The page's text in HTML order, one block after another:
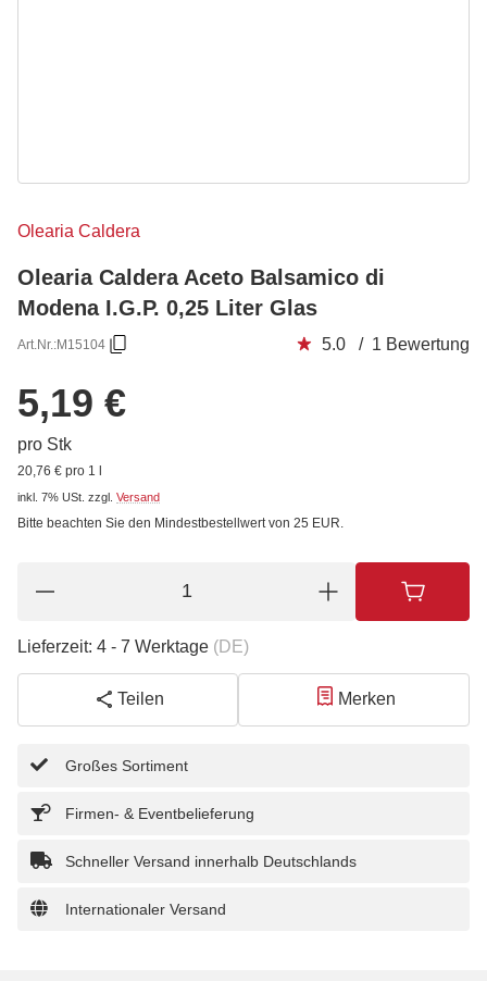
Olearia Caldera
Olearia Caldera Aceto Balsamico di
Modena I.G.P. 0,25 Liter Glas
Art.Nr.:M15104 5.0 / 1 Bewertung
5,19 €
pro Stk
20,76 € pro 1 l
inkl. 7% USt. zzgl. Versand
Bitte beachten Sie den Mindestbestellwert von 25 EUR.
Lieferzeit: 4 - 7 Werktage (DE)
Teilen Merken
Großes Sortiment
Firmen- & Eventbelieferung
Schneller Versand innerhalb Deutschlands
Internationaler Versand